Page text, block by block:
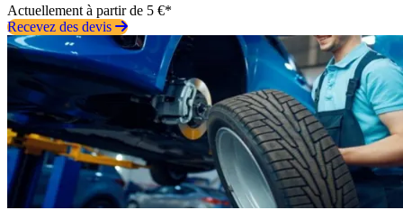
Actuellement à partir de 5 €*
Recevez des devis